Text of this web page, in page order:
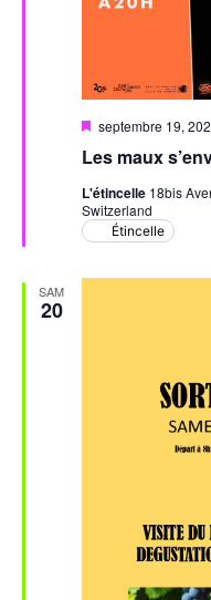
Les maux
Mis
avant
septembre 19,
L'étincelle 18bis
Switzerland
Étincelle
SAM
20